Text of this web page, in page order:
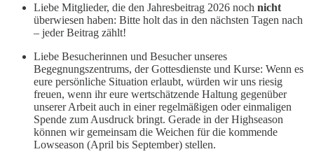
Liebe Mitglieder, die den Jahresbeitrag 2026 noch nicht
überwiesen haben: Bitte holt das in den nächsten Tagen nach
– jeder Beitrag zählt!
Liebe Besucherinnen und Besucher unseres
Begegnungszentrums, der Gottesdienste und Kurse: Wenn es
eure persönliche Situation erlaubt, würden wir uns riesig
freuen, wenn ihr eure wertschätzende Haltung gegenüber
unserer Arbeit auch in einer regelmäßigen oder einmaligen
Spende zum Ausdruck bringt. Gerade in der Highseason
können wir gemeinsam die Weichen für die kommende
Lowseason (April bis September) stellen.